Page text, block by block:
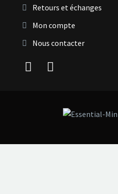
Retours et échanges
Mon compte
Nous contacter